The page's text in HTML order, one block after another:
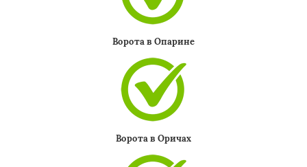
Ворота в Опарине
Ворота в Оричах